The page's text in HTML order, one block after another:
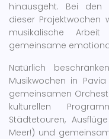
hinausgeht. Bei den
dieser
musikalische
gemeinsame
Natürlich
Musikwochen in
gemeinsamen
kulturellen
Städtetouren,
Meer!) und